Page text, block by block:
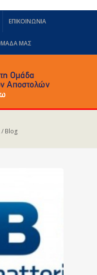
ΕΠΙΚΟΙΝΩΝΙΑ
ΜΑΣ
Blog